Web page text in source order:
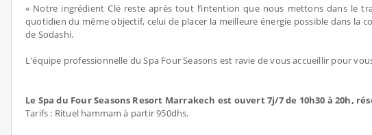
« Notre ingrédient Clé reste après tout l’intention que nous mettons dans le
quotidien du même objectif, celui de placer la meilleure énergie possible dans la
de Sodashi.
L'équipe professionnelle du Spa Four Seasons est ravie de vous accueillir pour
Le Spa du Four Seasons Resort Marrakech est ouvert 7j/7 de 10h30 à 20h,
Tarifs : Rituel hammam à partir 950dhs.